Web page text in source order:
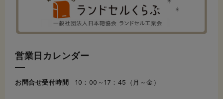
営業日カレンダー
お問合せ受付時間 10：00～17：45（月～金）